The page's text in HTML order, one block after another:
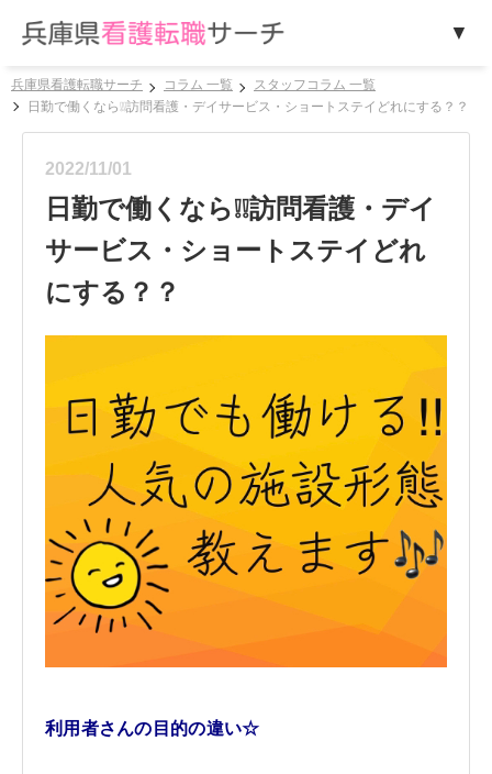
兵庫県看護転職サーチ コラム 一覧
スタッフコラム 一覧
日勤で働くなら❕❕訪問看護・デイサービス・ショートステイどれにする？？
2022/11/01
日勤で働くなら❕❕訪問看護・デイ
サービス・ショートステイどれ
にする？？
利用者さんの目的の違い☆